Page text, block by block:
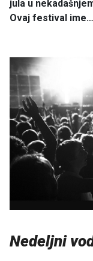
jula u
Ovaj festival ime…
Nedeljni